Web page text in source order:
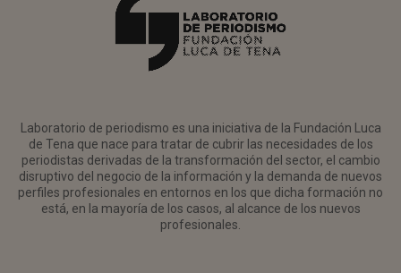
Laboratorio de periodismo es una iniciativa de la Fundación Luca
de Tena que nace para tratar de cubrir las necesidades de los
periodistas derivadas de la transformación del sector, el cambio
disruptivo del negocio de la información y la demanda de nuevos
perfiles profesionales en entornos en los que dicha formación no
está, en la mayoría de los casos, al alcance de los nuevos
profesionales.